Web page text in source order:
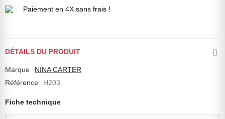
Paiement en 4X sans frais !
DÉTAILS DU PRODUIT
Marque
NINA CARTER
Référence
H203
Fiche technique